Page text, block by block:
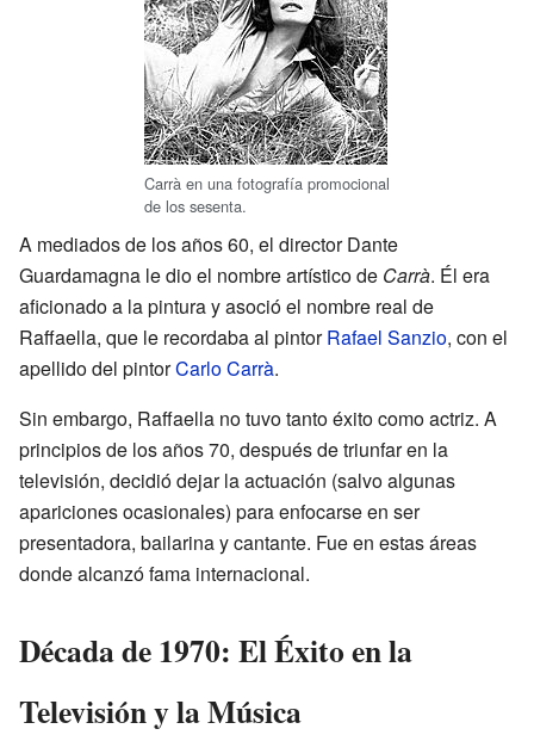
Carrà en una fotografía promocional
de los sesenta.
A mediados de los años 60, el director Dante
Guardamagna le dio el nombre artístico de Carrà. Él era
aficionado a la pintura y asoció el nombre real de
Raffaella, que le recordaba al pintorRafael Sanzio, con el
apellido del pintorCarlo Carrà.
Sin embargo, Raffaella no tuvo tanto éxito como actriz. A
principios de los años 70, después de triunfar en la
televisión, decidió dejar la actuación (salvo algunas
apariciones ocasionales) para enfocarse en ser
presentadora, bailarina y cantante. Fue en estas áreas
donde alcanzó fama internacional.
Década de 1970: El Éxito en la
Televisión y la Música